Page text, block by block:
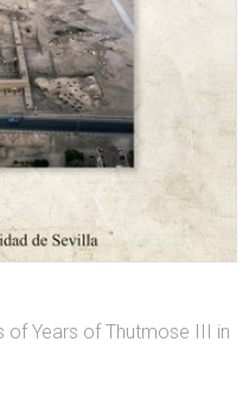
of Years of Thutmose III in